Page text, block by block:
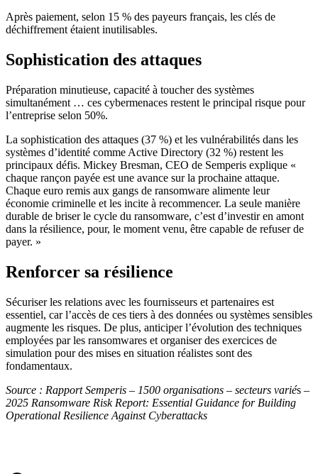
Après paiement, selon 15 % des payeurs français, les clés de
déchiffrement étaient inutilisables.
Sophistication des attaques
Préparation minutieuse, capacité à toucher des systèmes
simultanément … ces cybermenaces restent le principal risque pour
l’entreprise selon 50%.
La sophistication des attaques (37 %) et les vulnérabilités dans les
systèmes d’identité comme Active Directory (32 %) restent les
principaux défis. Mickey Bresman, CEO de Semperis explique «
chaque rançon payée est une avance sur la prochaine attaque.
Chaque euro remis aux gangs de ransomware alimente leur
économie criminelle et les incite à recommencer. La seule manière
durable de briser le cycle du ransomware, c’est d’investir en amont
dans la résilience, pour, le moment venu, être capable de refuser de
payer. »
Renforcer sa résilience
Sécuriser les relations avec les fournisseurs et partenaires est
essentiel, car l’accès de ces tiers à des données ou systèmes sensibles
augmente les risques. De plus, anticiper l’évolution des techniques
employées par les ransomwares et organiser des exercices de
simulation pour des mises en situation réalistes sont des
fondamentaux.
Source : Rapport Semperis – 1500 organisations – secteurs variés –
2025 Ransomware Risk Report: Essential Guidance for Building
Operational Resilience Against Cyberattacks